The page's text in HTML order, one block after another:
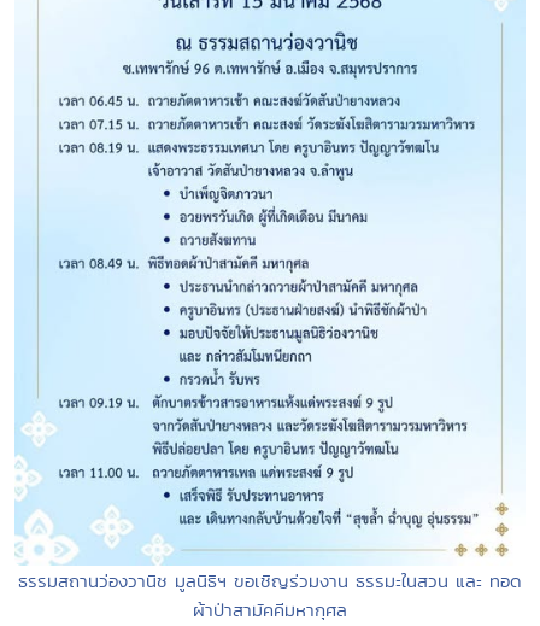
ธรรมสถานว่องวานิช มูลนิธิฯ ขอเชิญร่วมงาน ธรรมะในสวน และ ทอด
ผ้าป่าสามัคคีมหากุศล